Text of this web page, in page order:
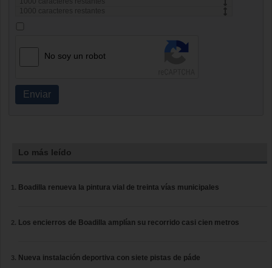
caracteres restantes
No soy un robot
Enviar
Lo más leído
Boadilla renueva la pintura vial de treinta vías municipales
Los encierros de Boadilla amplían su recorrido casi cien metros
Nueva instalación deportiva con siete pistas de páde